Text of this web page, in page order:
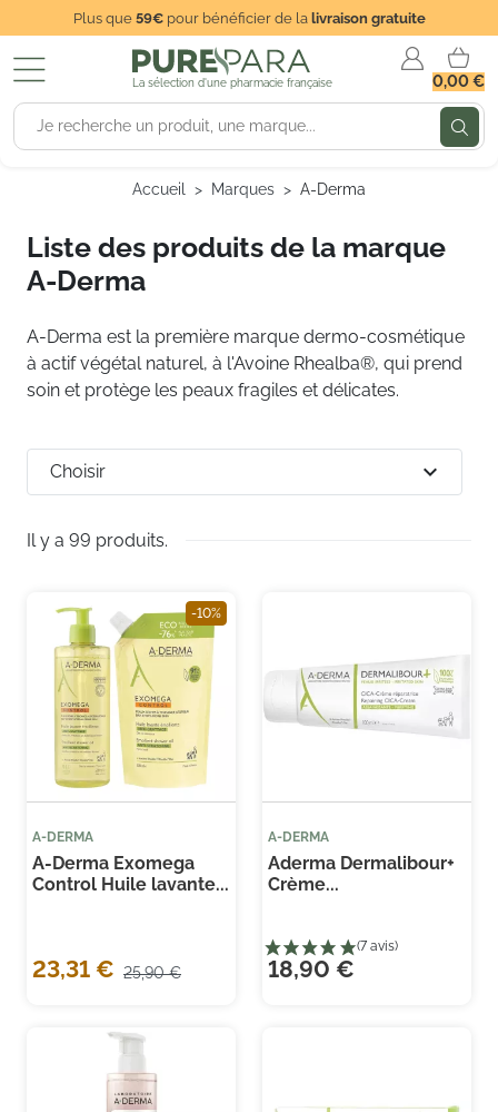
Plus que59€pour bénéficier de lalivraison gratuite
La sélection d'une pharmacie française 0,00 €
Accueil Marques A-Derma
Liste des produits de la marque
A-Derma
A-Derma est la première marque dermo-cosmétique
à actif végétal naturel, à l'Avoine Rhealba®, qui prend
soin et protège les peaux fragiles et délicates.
Il y a 99 produits.
Choisir expand_more
-10%
A-DERMA
A-Derma Exomega
Control Huile lavante...
23,31 € 25,90 €
A-DERMA
Aderma Dermalibour+
Crème...
18,90 €